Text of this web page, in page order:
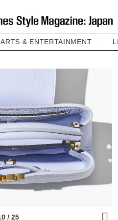
ARTS & ENTERTAINMENT